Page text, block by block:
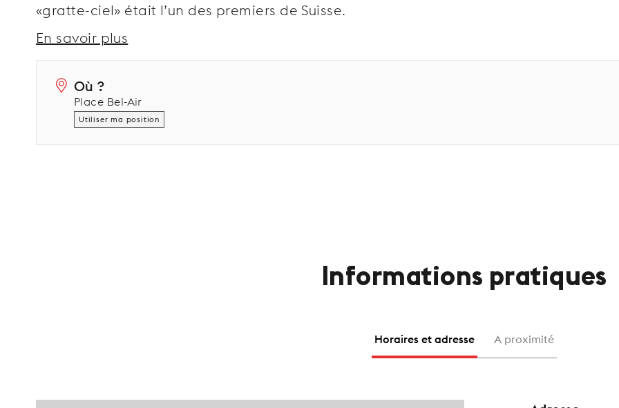
Où ?
Place Bel-Air
Utiliser ma position
«gratte-ciel» était l’un des premiers de Suisse.
En savoir plus
Informations pratiques
Horaires et adresse A proximité